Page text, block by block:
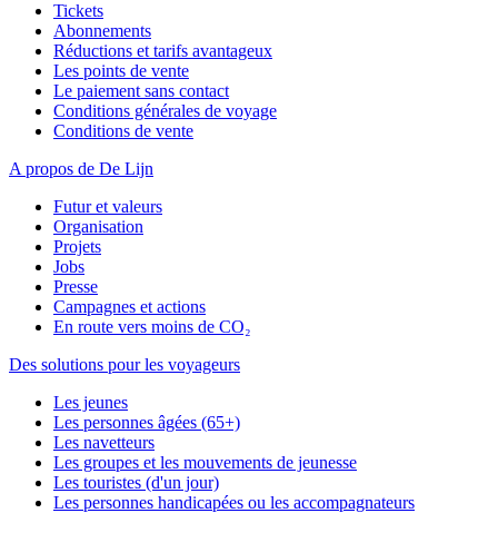
Tickets
Abonnements
Réductions et tarifs avantageux
Les points de vente
Le paiement sans contact
Conditions générales de voyage
Conditions de vente
A propos de De Lijn
Futur et valeurs
Organisation
Projets
Jobs
Presse
Campagnes et actions
En route vers moins de CO₂
Des solutions pour les voyageurs
Les jeunes
Les personnes âgées (65+)
Les navetteurs
Les groupes et les mouvements de jeunesse
Les touristes (d'un jour)
Les personnes handicapées ou les accompagnateurs